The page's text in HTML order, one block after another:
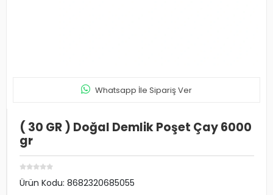
Whatsapp İle Sipariş Ver
( 30 GR ) Doğal Demlik Poşet Çay 6000
gr
Ürün Kodu: 8682320685055